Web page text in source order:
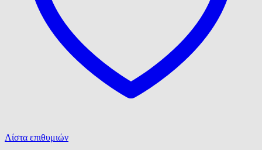
Λίστα επιθυμιών